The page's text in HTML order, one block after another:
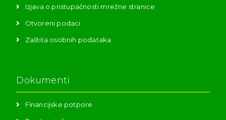
Izjava o pristupačnosti mrežne stranice
Otvoreni podaci
Zaštita osobnih podataka
Dokumenti
Financijske potpore